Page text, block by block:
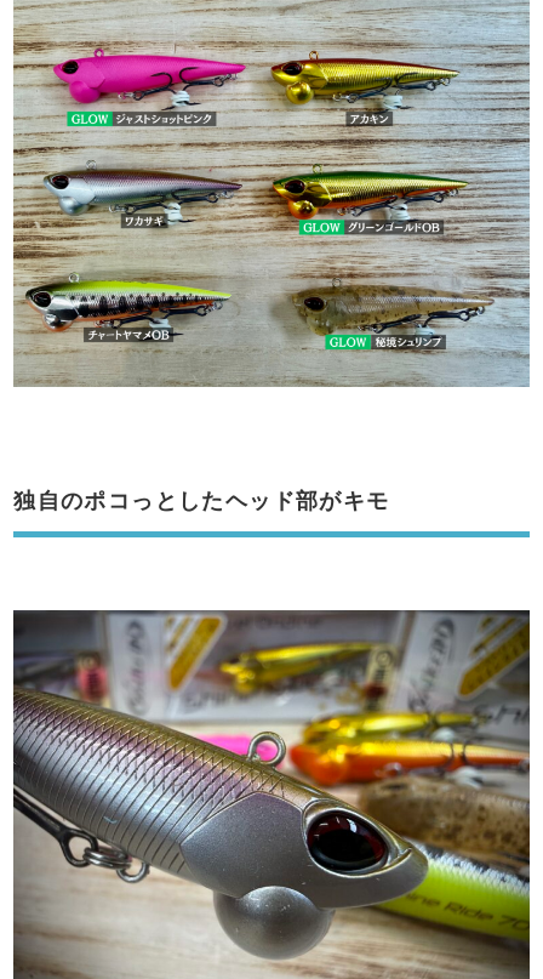
独自のポコっとしたヘッド部がキモ